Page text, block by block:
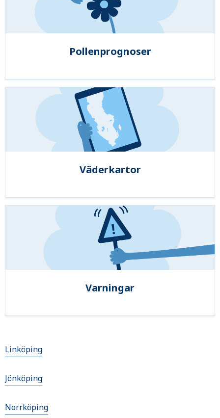
Pollenprognoser
Väderkartor
Varningar
Linköping
Jönköping
Norrköping